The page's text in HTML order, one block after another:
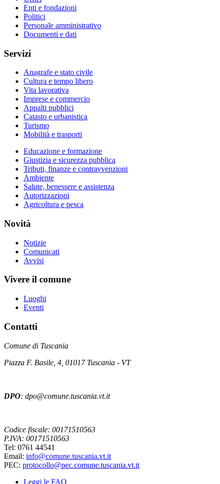
Enti e fondazioni
Politici
Personale amministrativo
Documenti e dati
Servizi
Anagrafe e stato civile
Cultura e tempo libero
Vita lavorativa
Imprese e commercio
Appalti pubblici
Catasto e urbanistica
Turismo
Mobilità e trasporti
Educazione e formazione
Giustizia e sicurezza pubblica
Tributi, finanze e contravvenzioni
Ambiente
Salute, benessere e assistenza
Autorizzazioni
Agricoltura e pesca
Novità
Notizie
Comunicati
Avvisi
Vivere il comune
Luoghi
Eventi
Contatti
Comune di Tuscania
Piazza F. Basile, 4, 01017 Tuscania - VT
DPO: dpo@comune.tuscania.vt.it
Codice fiscale: 00171510563
P.IVA: 00171510563
Tel: 0761 44541
Email: info@comune.tuscania.vt.it
PEC: protocollo@pec.comune.tuscania.vt.it
Leggi le FAQ